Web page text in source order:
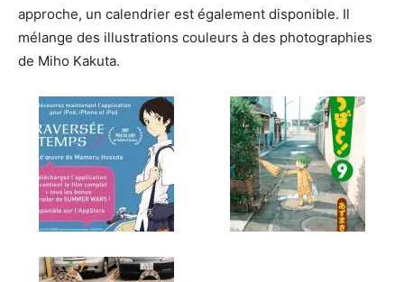
approche, un calendrier est également disponible. Il
mélange des illustrations couleurs à des photographies
de Miho Kakuta.